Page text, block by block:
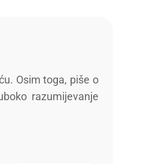
Osim toga, piše o
razumijevanje